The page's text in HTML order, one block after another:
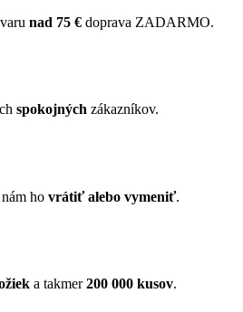
nad 75 € doprava ZADARMO.
spokojných zákazníkov.
ho vrátiť alebo vymeniť.
a takmer200 000 kusov.